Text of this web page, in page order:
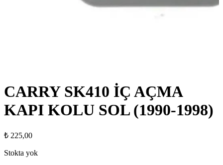
CARRY SK410 İÇ AÇMA
KAPI KOLU SOL (1990-1998)
₺ 225,00
Stokta yok